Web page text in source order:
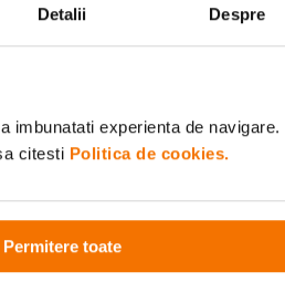
Detalii Despre
imbunatati experienta de navigare.
citesti Politica de cookies.
Permitere toate
Adaugă în coș
de miercuri, 12 aug. în
Store 'n' Go HDD Extern Gen 2
lei